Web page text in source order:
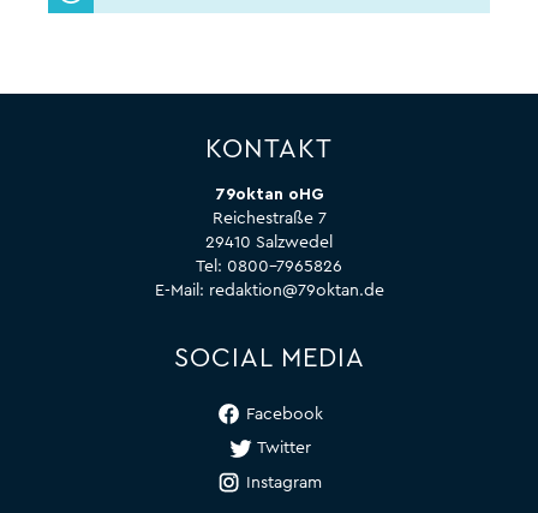
KONTAKT
79oktan oHG
Reichestraße 7
29410 Salzwedel
Tel: 0800-7965826
E-Mail: redaktion@79oktan.de
SOCIAL MEDIA
Facebook
Twitter
Instagram